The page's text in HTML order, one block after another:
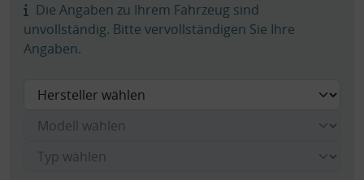
Die Angaben zu Ihrem Fahrzeug sind
unvollständig. Bitte vervollständigen Sie Ihre
Angaben.